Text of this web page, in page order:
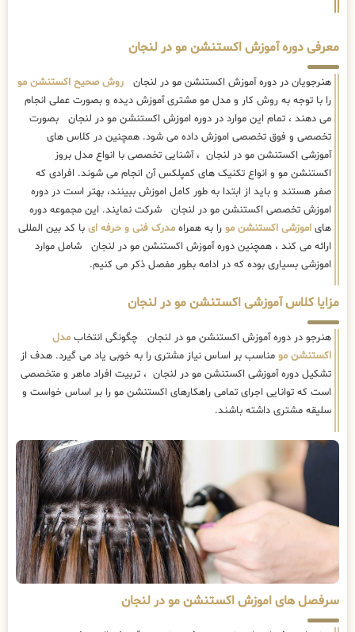
معرفی دوره آموزش اکستنشن مو در لنجان
هنرجویان در دوره آموزش اکستنشن مو در لنجان روش صحیح اکستنشن مو
را با توجه به روش کار و مدل مو مشتری آموزش دیده و بصورت عملی انجام
می دهند ، تمام این موارد در دوره اموزش اکستنشن مو در لنجان بصورت
تخصصی و فوق تخصصی اموزش داده می شود. همچنین در کلاس های
آموزشی اکستنشن مو در لنجان ، آشنایی تخصصی با انواع مدل بروز
اکستنشن مو و انواع تکنیک های کمپلکس آن انجام می شوند. افرادی که
صفر هستند و باید از ابتدا به طور کامل اموزش ببینند، بهتر است در دوره
اموزش تخصصی اکستنشن مو در لنجان شرکت نمایند. این مجموعه دوره
های اموزشی اکستنشن مو را به همراه مدرک فنی و حرفه ای با کد بین المللی
ارائه می کند ، همچنین دوره آموزش اکستنشن مو در لنجان شامل موارد
اموزشی بسیاری بوده که در ادامه بطور مفصل ذکر می کنیم.
مزایا کلاس آموزشی اکستنشن مو در لنجان
هنرجو در دوره آموزش اکستنشن مو در لنجان چگونگی انتخاب مدل
اکستنشن مو مناسب بر اساس نیاز مشتری را به خوبی یاد می گیرد. هدف از
تشکیل دوره آموزشی اکستنشن مو در لنجان ، تربیت افراد ماهر و متخصصی
است که توانایی اجرای تمامی راهکارهای اکستنشن مو را بر اساس خواست و
سلیقه مشتری داشته باشند.
سرفصل های اموزش اکستنشن مو در لنجان